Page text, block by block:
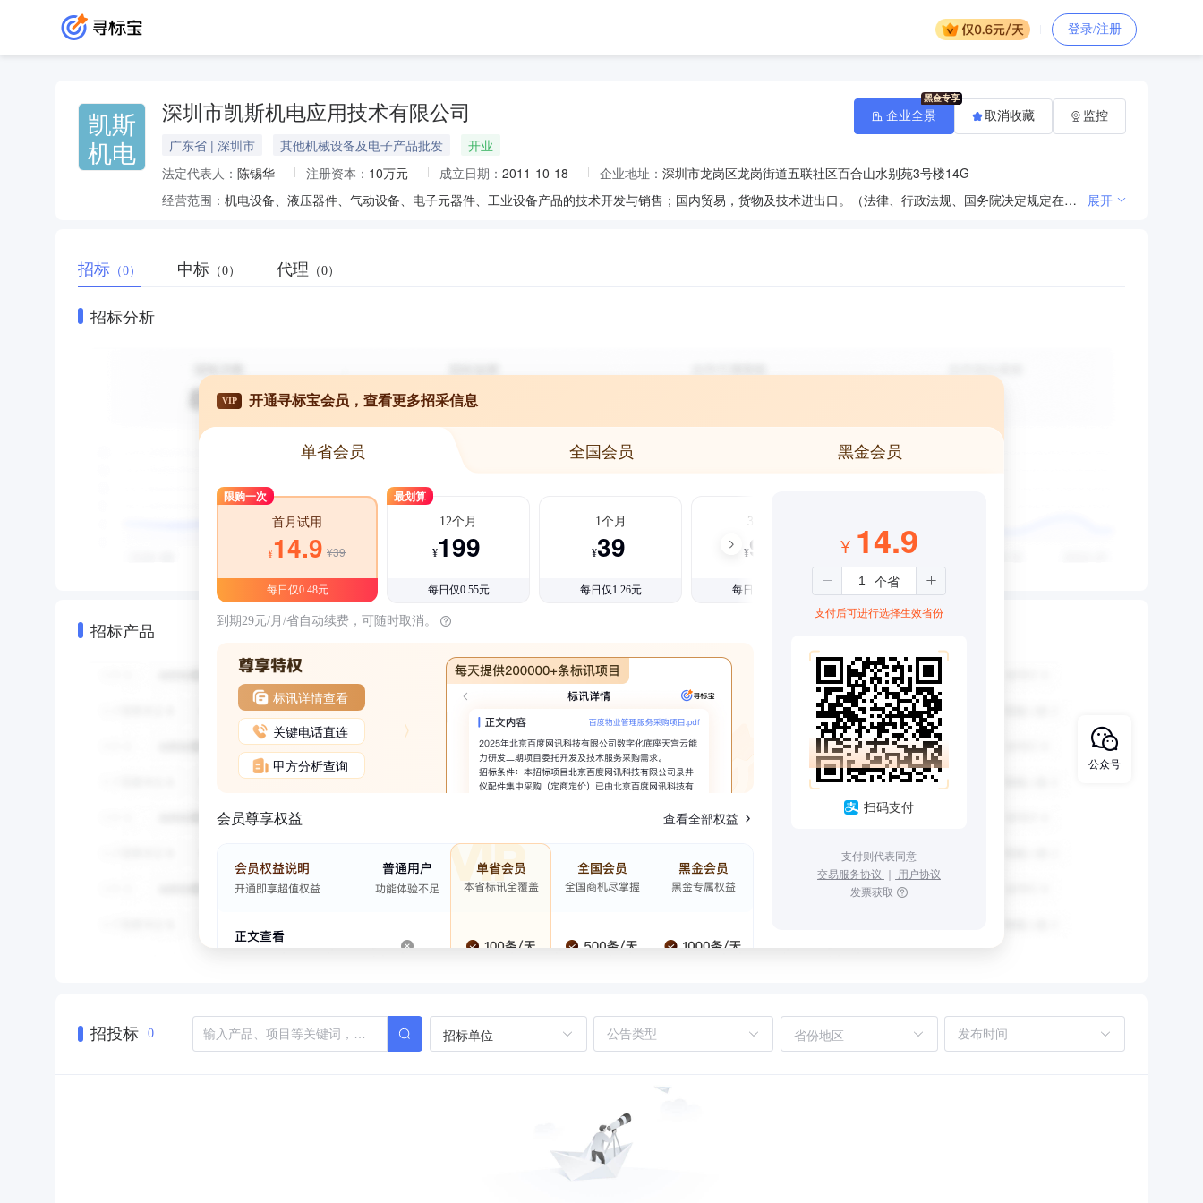
登录/注册
凯斯
机电
深圳市凯斯机电应用技术有限公司
广东省 | 深圳市 其他机械设备及电子产品批发
开业
法定代表人： 陈锡华 注册资本： 10万元 成立日期： 2011-10-18 企业地址： 深圳市龙岗区龙岗街道五联社区百合山水别苑3号楼14G
经营范围：
机电设备、液压器件、气动设备、电子元器件、工业设备产品的技术开发与销售；国内贸易，货物及技术进出口。（法律、行政法规、国务院决定规定在登记前须经批准的项目除外）^机电设备、液压器件、气动设备、电子元器件、工业设备产品的技术开发与销售；国内贸易，货物及技术进出口。（法律、行政法规、国务院决定规定在登记前须经批准的项目除外） 展开
企业全景 取消收藏 监控
招标 （0） 中标 （0） 代理 （0）
招标分析
招标产品
VIP 开通寻标宝会员，查看更多招采信息
单省会员 全国会员 黑金会员
限购一次
首月试用
¥14.9 ¥39
每日仅0.48元
最划算
12个月
¥199
每日仅0.55元
1个月
¥39
每日仅1.26元
3个月
¥99
每日仅1.08元
到期29元/月/省自动续费，可随时取消。
标讯详情查看
关键电话直连
甲方分析查询
会员尊享权益 查看全部权益
¥ 14.9
支付后可进行选择生效省份
扫码支付
支付则代表同意
交易服务协议 ｜ 用户协议
发票获取
招投标 0 招标单位 省份地区
公众号